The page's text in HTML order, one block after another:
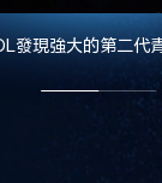
發現強大的第二代